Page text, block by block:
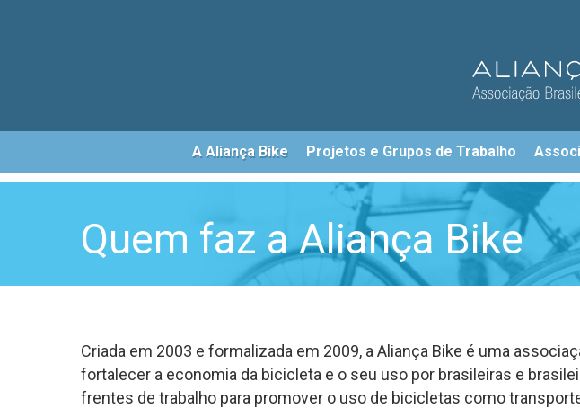
A Aliança Bike Projetos e Grupos de Trabalho
Quem faz a Aliança Bike
Criada em 2003 e formalizada em 2009, a Aliança Bike é uma
fortalecer a economia da bicicleta e o seu uso por brasileiras e
frentes de trabalho para promover o uso de bicicletas como